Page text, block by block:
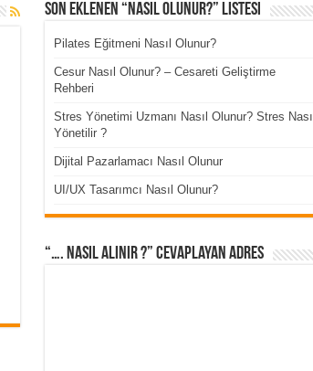
Son Eklenen “Nasıl Olunur?” Listesi
Pilates Eğitmeni Nasıl Olunur?
Cesur Nasıl Olunur? – Cesareti Geliştirme
Rehberi
Stres Yönetimi Uzmanı Nasıl Olunur? Stres Nasıl
Yönetilir ?
Dijital Pazarlamacı Nasıl Olunur
UI/UX Tasarımcı Nasıl Olunur?
“…. Nasıl Alınır ?” cevaplayan adres